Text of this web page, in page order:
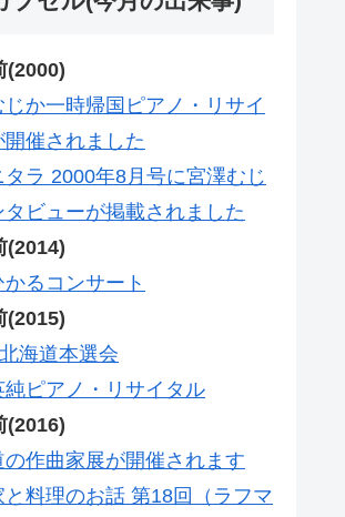
(2000)
じか一時帰国ピアノ・リサイ
開催されました
タラ 2000年8月号に宮澤むじ
タビューが掲載されました
(2014)
るコンサート
(2015)
海道本選会
純ピアノ・リサイタル
(2016)
の作曲家展が開催されます
と料理のお話 第18回（ラフマ